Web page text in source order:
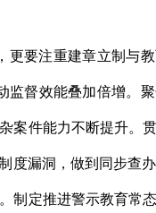
更要注重建章立制与
监督效能叠加倍增。
案件能力不断提升。
度漏洞，做到同步查
制定推进警示教育常